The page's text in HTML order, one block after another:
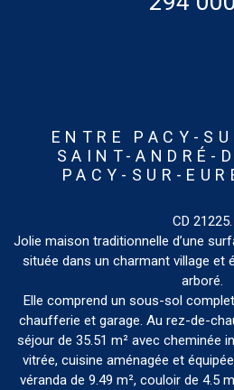
ENTRE PACY-
SAINT-ANDRÉ-
PACY-SUR-
CD 21225.
Jolie maison traditionnelle d’une
située dans un charmant village et
arboré.
Elle comprend un sous-sol
chaufferie et garage. Au rez-de-
séjour de 35.51 m² avec cheminée
vitrée, cuisine aménagée et
véranda de 9.49 m², couloir de 4.5